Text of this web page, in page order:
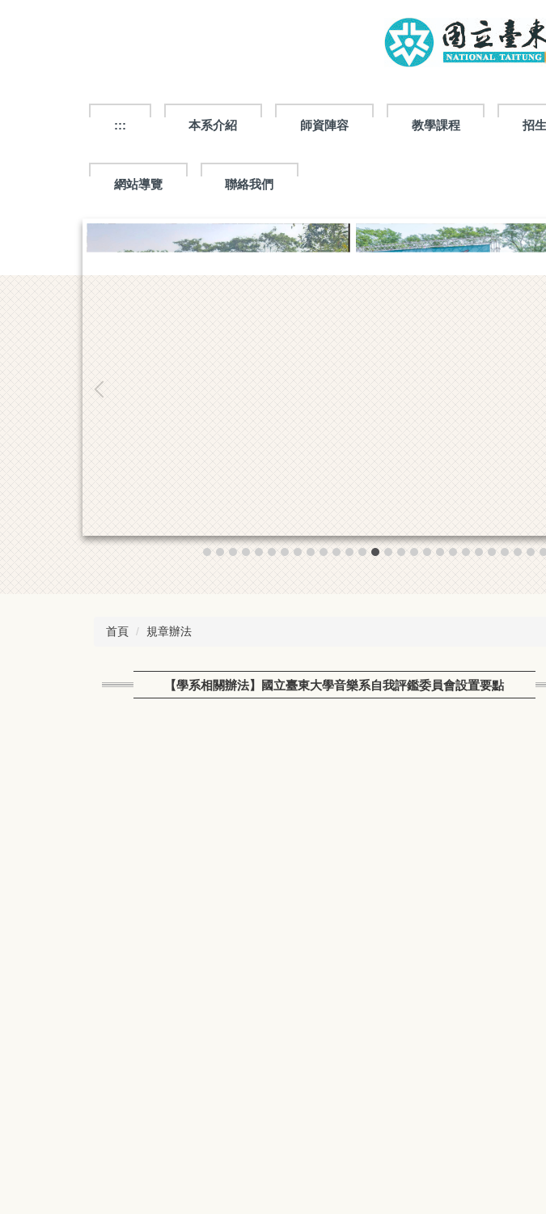
::: 本系介紹 師資陣容 教學課程 招
網站導覽 聯絡我們
首頁 規章辦法
【學系相關辦法】國立臺東大學音樂系自我評鑑委員會設置要點